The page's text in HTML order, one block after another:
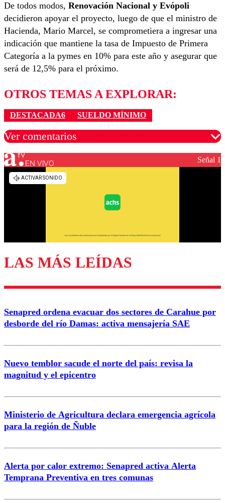
De todos modos, Renovación Nacional y Evópoli
decidieron apoyar el proyecto, luego de que el ministro de
Hacienda, Mario Marcel, se comprometiera a ingresar una
indicación que mantiene la tasa de Impuesto de Primera
Categoría a la pymes en 10% para este año y asegurar que
será de 12,5% para el próximo.
OTROS TEMAS A EXPLORAR:
DESTACADA6 SUELDO MÍNIMO
Ver comentarios
Los comentarios son moderados para garantizar un
Enviar comentario
EN VIVO Señal 1
LAS MÁS LEÍDAS
Senapred ordena evacuar dos sectores de Carahue por
desborde del río Damas: activa mensajería SAE
Nuevo temblor sacude el norte del país: revisa la
magnitud y el epicentro
Ministerio de Agricultura declara emergencia agrícola
para la región de Ñuble
Alerta por calor extremo: Senapred activa Alerta
Temprana Preventiva en tres comunas